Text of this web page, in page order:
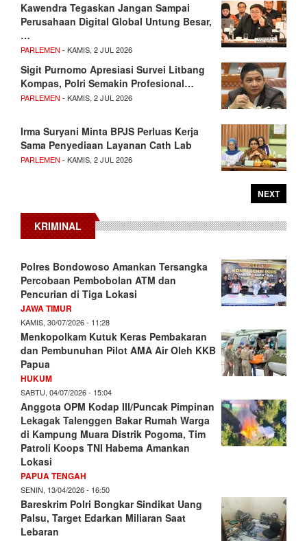
Kawendra Tegaskan Jangan Sampai
Perusahaan Digital Global Untung Besar,
…
PARLEMEN - KAMIS, 2 JUL 2026
Sigit Purnomo Apresiasi Survei Litbang
Kompas, Polri Semakin Profesional…
PARLEMEN - KAMIS, 2 JUL 2026
Irma Suryani Minta BPJS Perluas Kerja
Sama Penyediaan Layanan Cath Lab
PARLEMEN - KAMIS, 2 JUL 2026
NEXT
KRIMINAL
Polres Bondowoso Amankan Tersangka
Percobaan Pembobolan ATM dan
Pencurian di Tiga Lokasi
JAWA TIMUR
KAMIS, 30/07/2026 - 11:28
Menkopolkam Kutuk Keras Pembakaran
dan Pembunuhan Pilot AMA Air Oleh KKB
Papua
HUKUM
SABTU, 04/07/2026 - 15:04
Anggota OPM Kodap III/Puncak Pimpinan
Lekagak Talenggen Bakar Rumah Warga
di Kampung Muara Distrik Pogoma, Tim
Patroli Koops TNI Habema Amankan
Lokasi
PAPUA TENGAH
SENIN, 13/04/2026 - 16:50
Bareskrim Polri Bongkar Sindikat Uang
Palsu, Target Edarkan Miliaran Saat
Lebaran